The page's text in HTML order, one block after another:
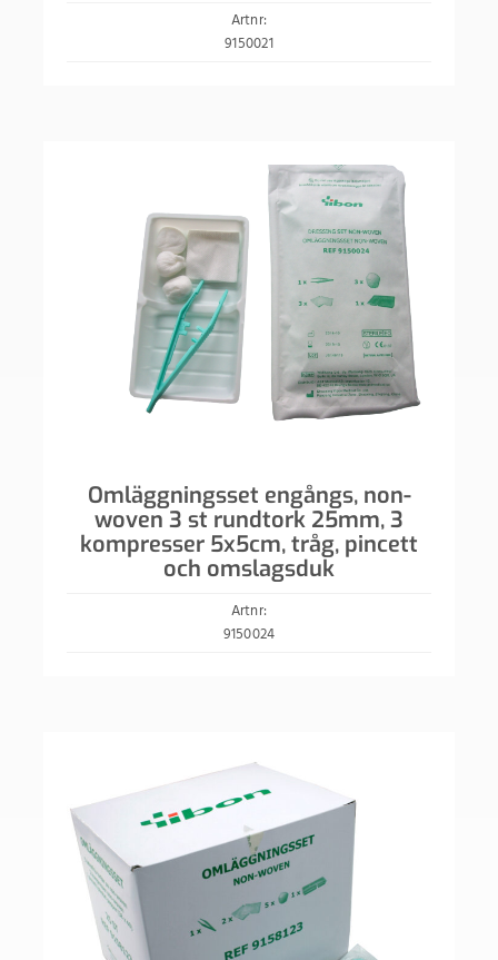
Artnr:
9150021
Omläggningsset engångs, non-
woven 3 st rundtork 25mm, 3
kompresser 5x5cm, tråg, pincett
och omslagsduk
Artnr:
9150024